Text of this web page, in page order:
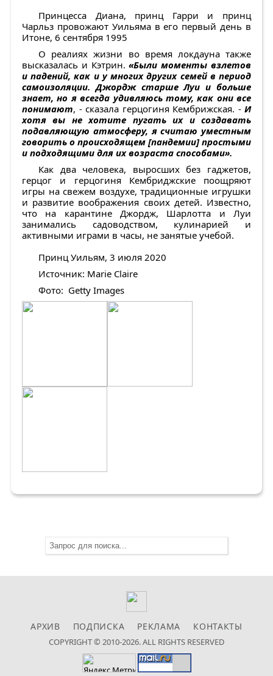
Принцесса Диана, принц Гарри и принц
Чарльз провожают Уильяма в его первый день в
Итоне, 6 сентября 1995
О реалиях жизни во время локдауна также
высказалась и Кэтрин.«Были моменты взлетов
и падений, как и у многих других семей в период
самоизоляции. Джордж старше Луи и больше
знает, но я всегда удивляюсь тому, как они все
понимают, - сказала герцогиня Кембрижская. - И
хотя вы не хотите пугать их и создавать
подавляющую атмосферу, я считаю уместным
говорить о происходящем [пандемии] простыми
и подходящими для их возраста способами».
Как два человека, выросших без гаджетов,
герцог и герцогиня Кембриджские поощряют
игры на свежем воздухе, традиционные игрушки
и развитие воображения своих детей. Известно,
что на карантине Джордж, Шарлотта и Луи
занимались садоводством, кулинарией и
активными играми в часы, не занятые учебой.
Принц Уильям, 3 июля 2020
Источник: Marie Claire
Фото: Getty Images
АРХИВ ПОДПИСКА РЕКЛАМА КОНТАКТЫ
COPYRIGHT © 2010-2026. ALL RIGHTS RESERVED